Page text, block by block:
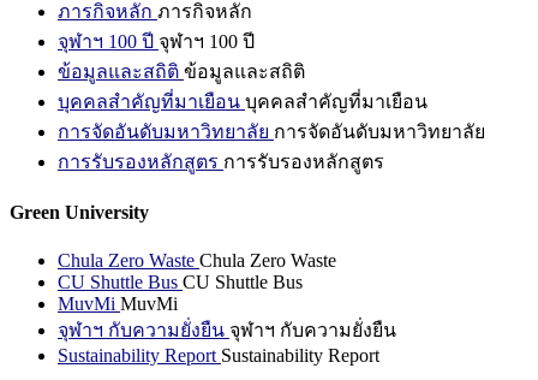
ภารกิจหลัก ภารกิจหลัก
จุฬาฯ 100 ปี จุฬาฯ 100 ปี
ข้อมูลและสถิติ ข้อมูลและสถิติ
บุคคลสำคัญที่มาเยือน บุคคลสำคัญที่มาเยือน
การจัดอันดับมหาวิทยาลัย การจัดอันดับมหาวิทยาลัย
การรับรองหลักสูตร การรับรองหลักสูตร
Green University
Chula Zero Waste Chula Zero Waste
CU Shuttle Bus CU Shuttle Bus
MuvMi MuvMi
จุฬาฯ กับความยั่งยืน จุฬาฯ กับความยั่งยืน
Sustainability Report Sustainability Report